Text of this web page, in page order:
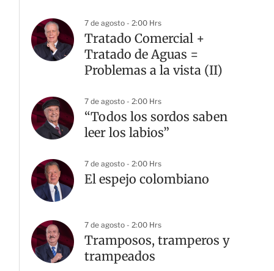
7 de agosto - 2:00 Hrs
Tratado Comercial +
Tratado de Aguas =
Problemas a la vista (II)
7 de agosto - 2:00 Hrs
“Todos los sordos saben
leer los labios”
7 de agosto - 2:00 Hrs
El espejo colombiano
7 de agosto - 2:00 Hrs
Tramposos, tramperos y
trampeados